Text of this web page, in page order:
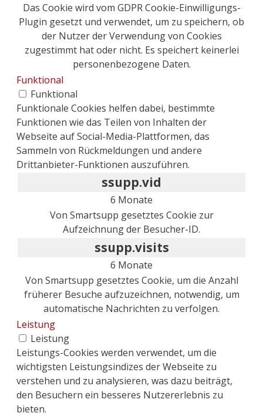
Das Cookie wird vom GDPR Cookie-Einwilligungs-
Plugin gesetzt und verwendet, um zu speichern, ob
der Nutzer der Verwendung von Cookies
zugestimmt hat oder nicht. Es speichert keinerlei
personenbezogene Daten.
Funktional
Funktional
Funktionale Cookies helfen dabei, bestimmte
Funktionen wie das Teilen von Inhalten der
Webseite auf Social-Media-Plattformen, das
Sammeln von Rückmeldungen und andere
Drittanbieter-Funktionen auszuführen.
ssupp.vid
6 Monate
Von Smartsupp gesetztes Cookie zur
Aufzeichnung der Besucher-ID.
ssupp.visits
6 Monate
Von Smartsupp gesetztes Cookie, um die Anzahl
früherer Besuche aufzuzeichnen, notwendig, um
automatische Nachrichten zu verfolgen.
Leistung
Leistung
Leistungs-Cookies werden verwendet, um die
wichtigsten Leistungsindizes der Webseite zu
verstehen und zu analysieren, was dazu beiträgt,
den Besuchern ein besseres Nutzererlebnis zu
bieten.